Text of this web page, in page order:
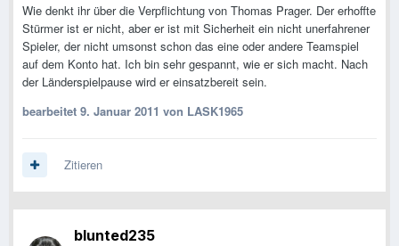
Wie denkt ihr über die Verpflichtung von Thomas Prager. Der erhoffte
Stürmer ist er nicht, aber er ist mit Sicherheit ein nicht unerfahrener
Spieler, der nicht umsonst schon das eine oder andere Teamspiel
auf dem Konto hat. Ich bin sehr gespannt, wie er sich macht. Nach
der Länderspielpause wird er einsatzbereit sein.
bearbeitet 9. Januar 2011 von LASK1965
Zitieren
blunted235